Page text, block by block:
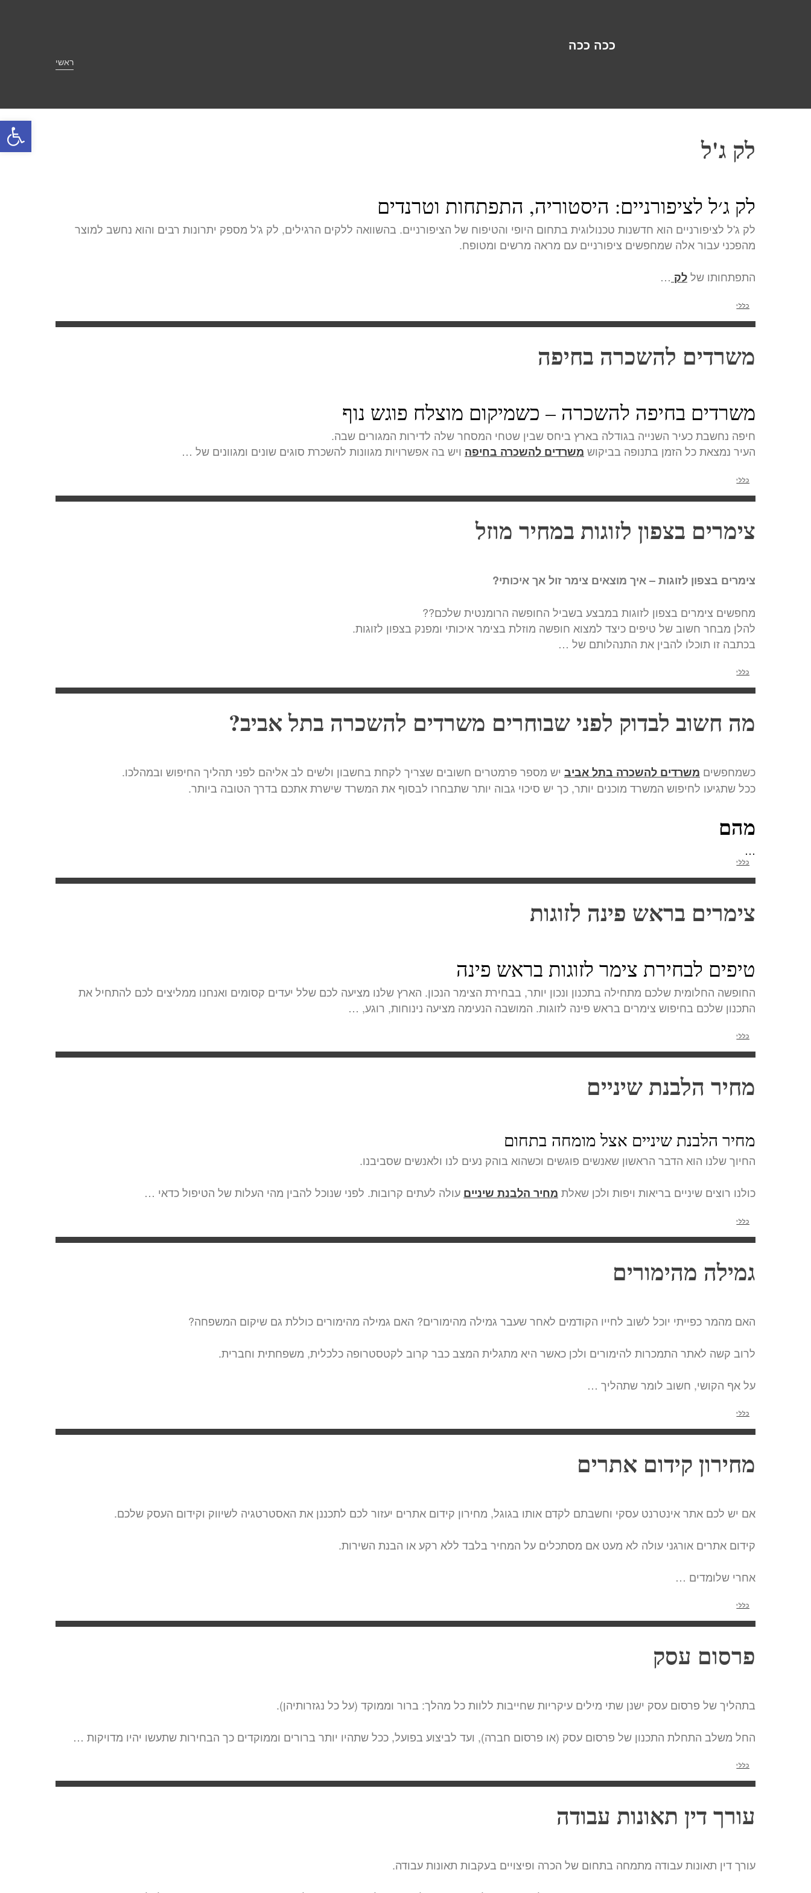
פתח
ככה ככה
ראשי
לק ג'ל
לק ג׳ל לציפורניים: היסטוריה, התפתחות וטרנדים
לק ג'ל לציפורניים הוא חדשנות טכנולוגית בתחום היופי והטיפוח של הציפורניים. בהשוואה ללקים הרגילים, לק ג'ל מספק יתרונות רבים והוא נחשב למוצר
מהפכני עבור אלה שמחפשים ציפורניים עם מראה מרשים ומטופח.
התפתחותו שללק …
כללי
משרדים להשכרה בחיפה
משרדים בחיפה להשכרה – כשמיקום מוצלח פוגש נוף
חיפה נחשבת כעיר השנייה בגודלה בארץ ביחס שבין שטחי המסחר שלה לדירות המגורים שבה.
העיר נמצאת כל הזמן בתנופה בביקוש משרדים להשכרה בחיפה ויש בה אפשרויות מגוונות להשכרת סוגים שונים ומגוונים של …
כללי
צימרים בצפון לזוגות במחיר מוזל
צימרים בצפון לזוגות – איך מוצאים צימר זול אך איכותי?
מחפשים צימרים בצפון לזוגות במבצע בשביל החופשה הרומנטית שלכם??
להלן מבחר חשוב של טיפים כיצד למצוא חופשה מוזלת בצימר איכותי ומפנק בצפון לזוגות.
בכתבה זו תוכלו להבין את התנהלותם של …
כללי
מה חשוב לבדוק לפני שבוחרים משרדים להשכרה בתל אביב?
כשמחפשים משרדים להשכרה בתל אביב יש מספר פרמטרים חשובים שצריך לקחת בחשבון ולשים לב אליהם לפני תהליך החיפוש ובמהלכו.
ככל שתגיעו לחיפוש המשרד מוכנים יותר, כך יש סיכוי גבוה יותר שתבחרו לבסוף את המשרד שישרת אתכם בדרך הטובה ביותר.
מהם
…
כללי
צימרים בראש פינה לזוגות
טיפים לבחירת צימר לזוגות בראש פינה
החופשה החלומית שלכם מתחילה בתכנון ונכון יותר, בבחירת הצימר הנכון. הארץ שלנו מציעה לכם שלל יעדים קסומים ואנחנו ממליצים לכם להתחיל את
התכנון שלכם בחיפוש צימרים בראש פינה לזוגות. המושבה הנעימה מציעה נינוחות, רוגע, …
כללי
מחיר הלבנת שיניים
מחיר הלבנת שיניים אצל מומחה בתחום
החיוך שלנו הוא הדבר הראשון שאנשים פוגשים וכשהוא בוהק נעים לנו ולאנשים שסביבנו.
כולנו רוצים שיניים בריאות ויפות ולכן שאלת מחיר הלבנת שיניים עולה לעתים קרובות. לפני שנוכל להבין מהי העלות של הטיפול כדאי …
כללי
גמילה מהימורים
האם מהמר כפייתי יוכל לשוב לחייו הקודמים לאחר שעבר גמילה מהימורים? האם גמילה מהימורים כוללת גם שיקום המשפחה?
לרוב קשה לאתר התמכרות להימורים ולכן כאשר היא מתגלית המצב כבר קרוב לקטסטרופה כלכלית, משפחתית וחברית.
על אף הקושי, חשוב לומר שתהליך …
כללי
מחירון קידום אתרים
אם יש לכם אתר אינטרנט עסקי וחשבתם לקדם אותו בגוגל, מחירון קידום אתרים יעזור לכם לתכננן את האסטרטגיה לשיווק וקידום העסק שלכם.
קידום אתרים אורגני עולה לא מעט אם מסתכלים על המחיר בלבד ללא רקע או הבנת השירות.
אחרי שלומדים …
כללי
פרסום עסק
בתהליך של פרסום עסק ישנן שתי מילים עיקריות שחייבות ללוות כל מהלך: ברור וממוקד (על כל נגזרותיהן).
החל משלב התחלת התכנון של פרסום עסק (או פרסום חברה), ועד לביצוע בפועל, ככל שתהיו יותר ברורים וממוקדים כך הבחירות שתעשו יהיו מדויקות …
כללי
עורך דין תאונות עבודה
עורך דין תאונות עבודה מתמחה בתחום של הכרה ופיצויים בעקבות תאונות עבודה.